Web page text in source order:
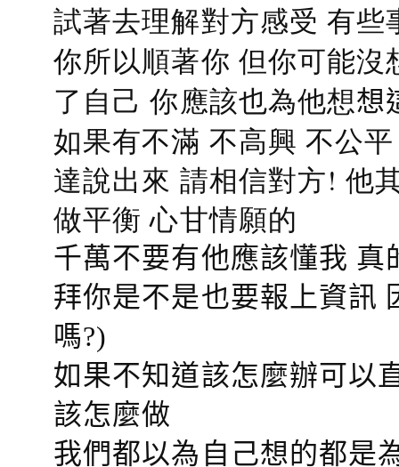
試著去理解對方感受 有
你所以順著你 但你可能
了自己 你應該也為他想想
如果有不滿 不高興 不公
達說出來 請相信對方! 他
做平衡 心甘情願的
千萬不要有他應該懂我
拜你是不是也要報上資訊
嗎?)
如果不知道該怎麼辦可以
該怎麼做
我們都以為自己想的都是